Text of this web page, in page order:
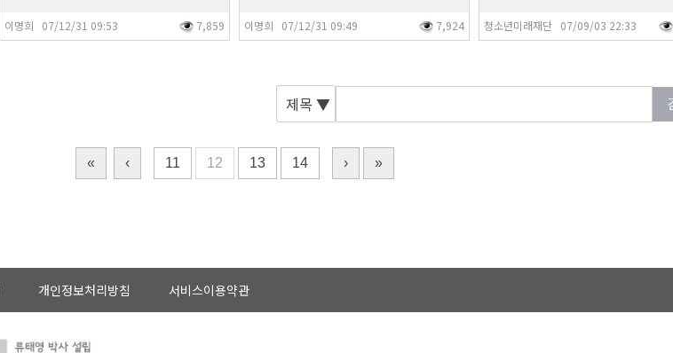
이명희 07/12/31 09:53 7,859 이명희 07/12/31 09:49 7,924 청소년미래재단 07/09/03 22:33
제목 ▼
« ‹ 11 12 13 14 › »
개인정보처리방침 서비스이용약관